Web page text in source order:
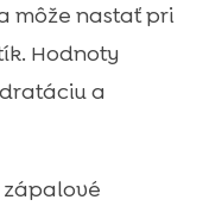
môže nastať pri
Hodnoty
a
zápalové